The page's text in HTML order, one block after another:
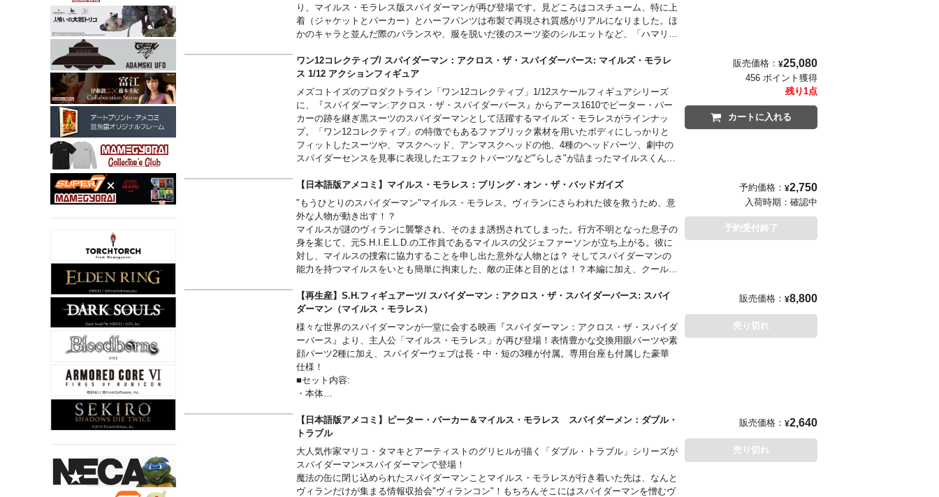
り、マイルス・モラレス版スパイダーマンが再び登場です。見どころはコスチューム、特に上
着（ジャケットとパーカー）とハーフパンツは布製で再現され質感がリアルになりました。ほ
かのキャラと並んだ際のバランスや、服を脱いだ後のスーツ姿のシルエットなど、「ハマリ」
MAN INTO THE SPIDER-VERSE』アイテムとなりました。
ワン12コレクティブ/ スパイダーマン：アクロス・ザ・スパイダーバース: マイルズ・モラレ
ス 1/12 アクションフィギュア
メズコトイズのプロダクトライン「ワン12コレクティブ」1/12スケールフィギュアシリーズ
に、『スパイダーマン:アクロス・ザ・スパイダーバース』からアース1610でピーター・パー
カーの跡を継ぎ黒スーツのスパイダーマンとして活躍するマイルズ・モラレスがラインナッ
プ。「ワン12コレクティブ」の特徴でもあるファブリック素材を用いたボディにしっかりと
フィットしたスーツや、マスクヘッド、アンマスクヘッドの他、4種のヘッドパーツ、劇中の
スパイダーセンスを見事に表現したエフェクトパーツなど"らしさ"が詰まったマイルスくんを
活躍と併せて、ぜひご注目を。
■セット内容：
One:12 Collective body
Four (4) interchangeable head portraits
Ten (10) interchangeable hands:
・One (1) pair of fists (L&R)
・One (1) pair of holding hands (L&R)
・One (1) pair of posing hands (L&R)
・One (1) pair of crawling hands (L&R)
・One (1) pair of web shooting hands (L&R)
ACCESSORIES:
One (1) posable wired web line
Five (4) web lines (attach to wrists):
・One (1) pair of long triple shot web (L&R)
・One (1) medium web (L)
・One (1) long web (R)
・One (1) comic book
・One (1) One:12 Collective display base with logo
・One (1) One:12 Collective adjustable display post
販売価格： ¥25,080
456 ポイント獲得
残り1点
カートに入れる
【日本語版アメコミ】マイルス・モラレス：ブリング・オン・ザ・バッドガイズ
"もうひとりのスパイダーマン"マイルス・モラレス。ヴィランにさらわれた彼を救うため、意
外な人物が動き出す！？
マイルスが謎のヴィランに襲撃され、そのまま誘拐されてしまった。行方不明となった息子の
身を案じて、元S.H.I.E.L.D.の工作員であるマイルスの父ジェファーソンが立ち上がる。彼に
対し、マイルスの捜索に協力することを申し出た意外な人物とは？ そしてスパイダーマンの
能力を持つマイルスをいとも簡単に拘束した、敵の正体と目的とは！？本編に加え、クールな
■収録作品: 『MILES MORALES: SPIDER-MAN』#7-10、『FREE COMIC BOOK DAY 2019
(SPIDER-MAN/VENOM) 』#1
【著】サラディン・アーメッド他［作］/ ハビエル・ガロン他［画］
●サラディン・アーメッド［作］……コミックライター／小説家。マーベルでのデビュー作
『ブラックボルト』誌で2018年のアイズナー賞を受賞。
●ハビエル・ガロン［画］……スペイン出身のアーティスト。マーベルでは『アベンジャー
ズ』『スパイダーマン』『X-MEN』など数々の人気作品に携わっている。
●吉川 悠［訳］……翻訳家、ライター。アメコミ関連の執筆を行いながら翻訳を手がける。訳
書に『インビンシブル・アイアンマン：アイアンハート2／リリの選択』『キャプテン・アメ
リカ：トゥルース』などがある。
(C) 2024 MARVEL
予約価格： ¥2,750
入荷時期： 確認中
予約受付終了
【再生産】S.H.フィギュアーツ/ スパイダーマン：アクロス・ザ・スパイダーバース: スパイ
ダーマン（マイルス・モラレス）
様々な世界のスパイダーマンが一堂に会する映画『スパイダーマン：アクロス・ザ・スパイダ
ーバース』より、主人公「マイルス・モラレス」が再び登場！表情豊かな交換用眼パーツや素
顔パーツ2種に加え、スパイダーウェブは長・中・短の3種が付属。専用台座も付属した豪華
仕様！
■セット内容:
・本体
・交換用眼パーツ左右
・交換用頭部2種
・交換用首パーツ
・スパイダーウェブ3種(長・中・短)
・魂STAGE一式
© 2024 MARVEL © 2024 SPAI
販売価格： ¥8,800
売り切れ
【日本語版アメコミ】ピーター・パーカー＆マイルス・モラレス スパイダーメン：ダブル・
トラブル
大人気作家マリコ・タマキとアーティストのグリヒルが描く「ダブル・トラブル」シリーズが
スパイダーマン×スパイダーマンで登場！
魔法の缶に閉じ込められたスパイダーマンことマイルス・モラレスが行き着いた先は、なんと
ヴィランだけが集まる情報収拾会"ヴィランコン"！もちろんそこにはスパイダーマンを憎むヴ
販売価格： ¥2,640
売り切れ